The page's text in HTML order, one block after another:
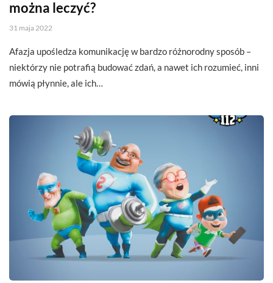
można leczyć?
31 maja 2022
Afazja upośledza komunikację w bardzo różnorodny sposób –
niektórzy nie potrafią budować zdań, a nawet ich rozumieć, inni
mówią płynnie, ale ich…